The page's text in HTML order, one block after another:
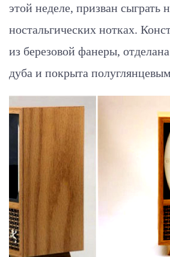
этой неделе, призван сыграть
ностальгических нотках.
из березовой фанеры,
дуба и покрыта